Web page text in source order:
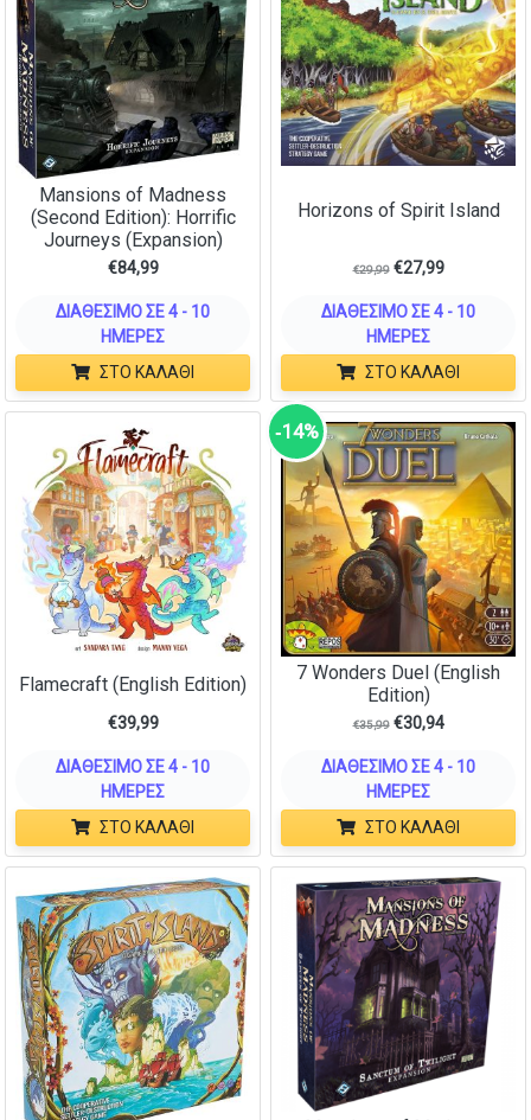
Mansions of Madness
(Second Edition): Horrific
Journeys (Expansion)
€84,99
ΔΙΑΘΈΣΙΜΟ ΣΕ 4 - 10
ΗΜΈΡΕΣ
ΣΤΟ ΚΑΛΆΘΙ
Horizons of Spirit Island
€29,99 €27,99
ΔΙΑΘΈΣΙΜΟ ΣΕ 4 - 10
ΗΜΈΡΕΣ
ΣΤΟ ΚΑΛΆΘΙ
Flamecraft (English Edition)
€39,99
ΔΙΑΘΈΣΙΜΟ ΣΕ 4 - 10
ΗΜΈΡΕΣ
ΣΤΟ ΚΑΛΆΘΙ
‑14%
7 Wonders Duel (English
Edition)
€35,99 €30,94
ΔΙΑΘΈΣΙΜΟ ΣΕ 4 - 10
ΗΜΈΡΕΣ
ΣΤΟ ΚΑΛΆΘΙ